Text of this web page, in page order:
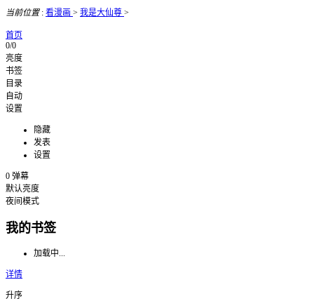
当前位置: 看漫画 > 我是大仙尊 >
首页
0/0
亮度
书签
目录
自动
设置
隐藏
发表
设置
0 弹幕
默认亮度
夜间模式
我的书签
加载中...
详情
升序